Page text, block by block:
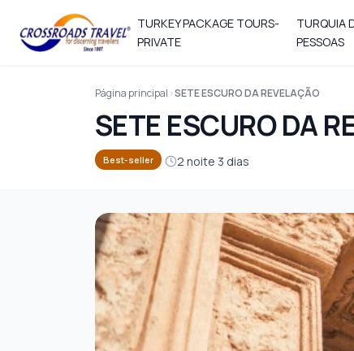
TURKEY PACKAGE TOURS-
PRIVATE
TURQUIA
PESSOAS
Página principal SETE ESCURO DA REVELAÇÃO
SETE ESCURO DA
Best-seller 2 noite 3 dias